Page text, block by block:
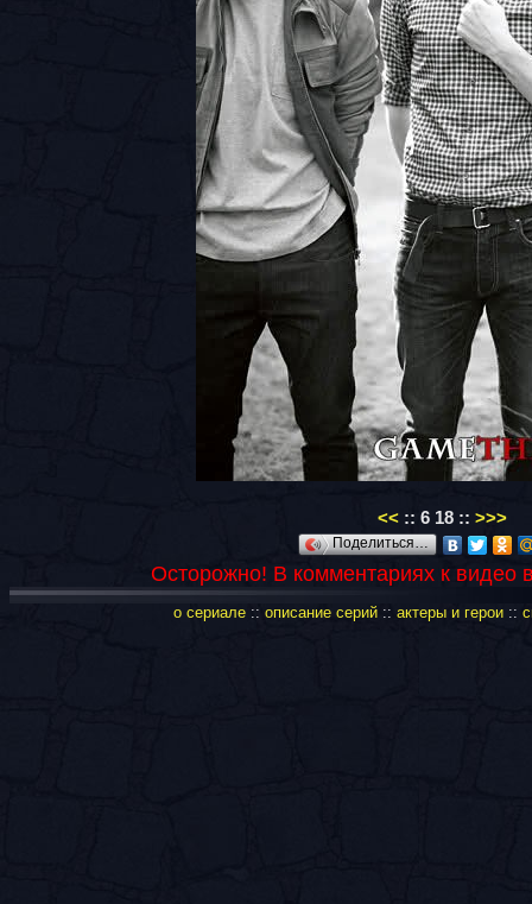
<< :: 6 18 :: >>>
Поделиться…
Осторожно! В комментариях к видео
о сериале:: описание серий:: актеры и герои::